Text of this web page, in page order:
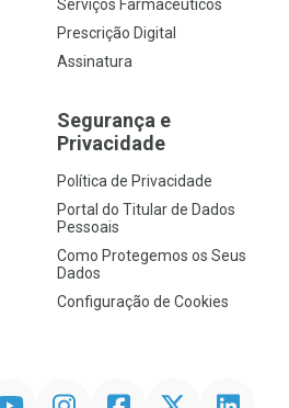
Serviços Farmacêuticos
Prescrição Digital
Assinatura
Segurança e
Privacidade
Política de Privacidade
Portal do Titular de Dados
Pessoais
Como Protegemos os Seus
Dados
Configuração de Cookies
InstagramFacebookTwitter Linkedin